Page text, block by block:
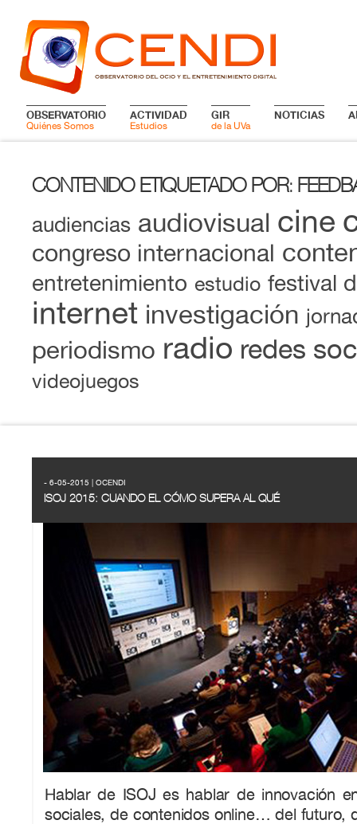
OBSERVATORIO
Quiénes Somos
ACTIVIDAD
Estudios
GIR
de la UVa
NOTICIAS
CONTENIDO ETIQUETADO POR:
audiencias audiovisual cine
congreso internacional
entretenimiento estudio festival
internet investigación
periodismo radio redes
videojuegos
- 6-05-2015 | OCENDI
ISOJ 2015: CUANDO EL CÓMO SUPERA AL QUÉ
Hablar de ISOJ es hablar de innovación
sociales, de contenidos online… del futuro,